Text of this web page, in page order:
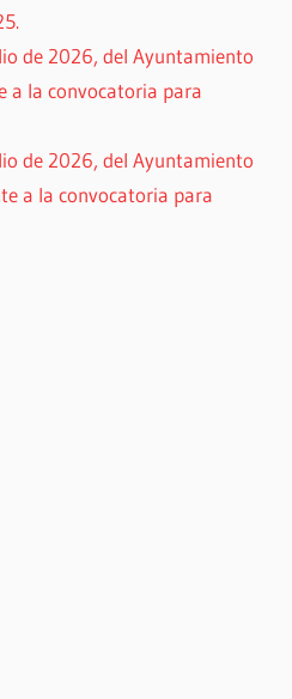
de 2026, del Ayuntamiento
a la convocatoria para
de 2026, del Ayuntamiento
a la convocatoria para